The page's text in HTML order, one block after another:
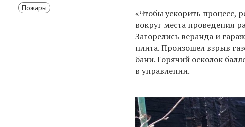
Пожары
«Чтобы ускорить процесс,
вокруг места проведения
Загорелись веранда и
плита. Произошел взрыв
бани. Горячий осколок
в управлении.